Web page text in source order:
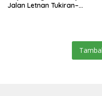
Jalan Letnan Tukiran–